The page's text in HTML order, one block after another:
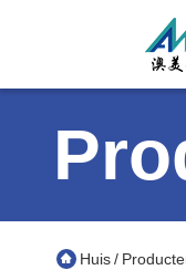
Huis/